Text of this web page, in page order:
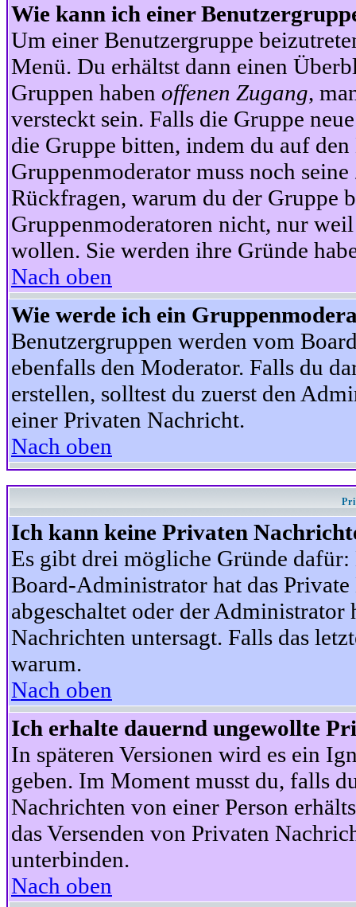
Wie kann ich einer
Um einer Benutzergruppe
Menü. Du erhältst dann einen
Gruppen haben offenen Zugang,
versteckt sein. Falls die Gruppe
die Gruppe bitten, indem du auf
Gruppenmoderator muss noch
Rückfragen, warum du der Gruppe
Gruppenmoderatoren nicht, nur
wollen. Sie werden ihre Gründe
Nach oben
Wie werde ich ein
Benutzergruppen werden vom
ebenfalls den Moderator. Falls du
erstellen, solltest du zuerst den
einer Privaten Nachricht.
Nach oben
Ich kann keine Privaten
Es gibt drei mögliche Gründe
Board-Administrator hat das
abgeschaltet oder der
Nachrichten untersagt. Falls das
warum.
Nach oben
Ich erhalte dauernd ungewollte
In späteren Versionen wird es ein
geben. Im Moment musst du, falls
Nachrichten von einer Person
das Versenden von Privaten
unterbinden.
Nach oben